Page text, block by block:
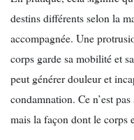
destins différents selon la
accompagnée. Une
corps garde sa mobilité et
peut générer douleur et
condamnation. Ce n’est
mais la façon dont le corps